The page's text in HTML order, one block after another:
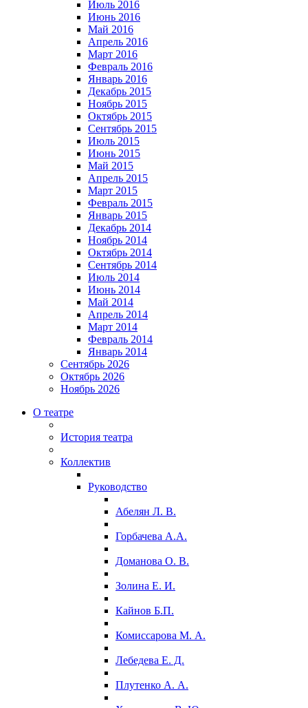
Июль 2016
Июнь 2016
Май 2016
Апрель 2016
Март 2016
Февраль 2016
Январь 2016
Декабрь 2015
Ноябрь 2015
Октябрь 2015
Сентябрь 2015
Июль 2015
Июнь 2015
Май 2015
Апрель 2015
Март 2015
Февраль 2015
Январь 2015
Декабрь 2014
Ноябрь 2014
Октябрь 2014
Сентябрь 2014
Июль 2014
Июнь 2014
Май 2014
Апрель 2014
Март 2014
Февраль 2014
Январь 2014
Сентябрь 2026
Октябрь 2026
Ноябрь 2026
О театре
История театра
Коллектив
Руководство
Абелян Л. В.
Горбачева А.А.
Доманова О. В.
Золина Е. И.
Кайнов Б.П.
Комиссарова М. А.
Лебедева Е. Д.
Плутенко А. А.